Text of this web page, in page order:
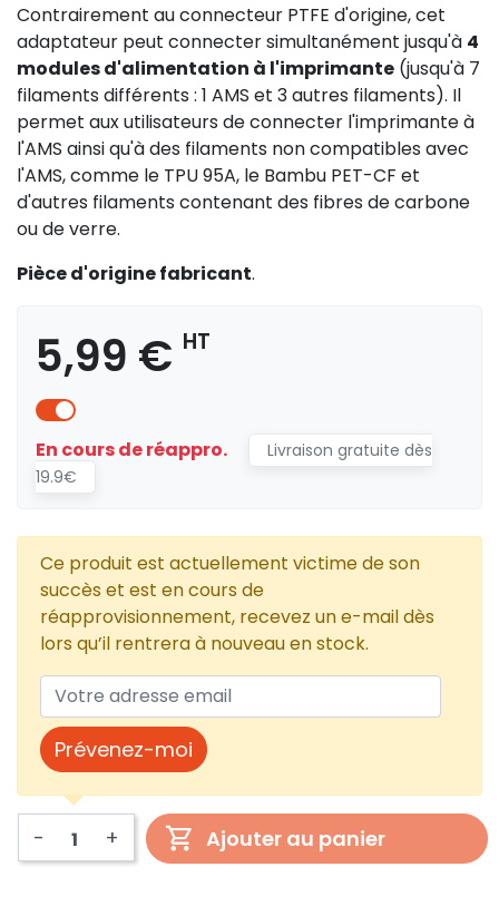
Contrairement au connecteur PTFE d'origine, cet
adaptateur peut connecter simultanément jusqu'à 4
modules d'alimentation à l'imprimante (jusqu'à 7
filaments différents : 1 AMS et 3 autres filaments). Il
permet aux utilisateurs de connecter l'imprimante à
l'AMS ainsi qu'à des filaments non compatibles avec
l'AMS, comme le TPU 95A, le Bambu PET-CF et
d'autres filaments contenant des fibres de carbone
ou de verre.
Pièce d'origine fabricant.
5,99 € HT
En cours de réappro.
Livraison gratuite dès
19.9€
Ce produit est actuellement victime de son
succès et est en cours de
réapprovisionnement, recevez un e-mail dès
lors qu’il rentrera à nouveau en stock.
Prévenez-moi
- + Ajouter au panier